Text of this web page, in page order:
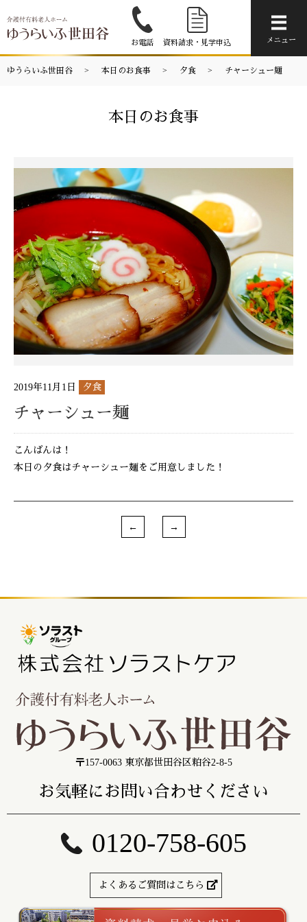
お電話 資料請求・見学申込 メニュー
ゆうらいふ世田谷 本日のお食事 夕食 チャーシュー麺
本日のお食事
2019年11月1日 夕食
チャーシュー麺
こんばんは！
本日の夕食はチャーシュー麺をご用意しました！
〒157-0063 東京都世田谷区粕谷2-8-5
お気軽にお問い合わせください
0120-758-605
よくあるご質問はこちら